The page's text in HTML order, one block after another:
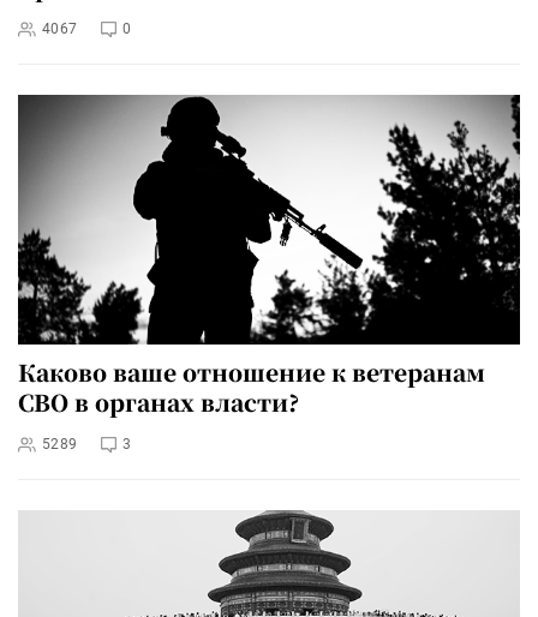
4067 0
Каково ваше отношение к ветеранам
СВО в органах власти?
5289 3